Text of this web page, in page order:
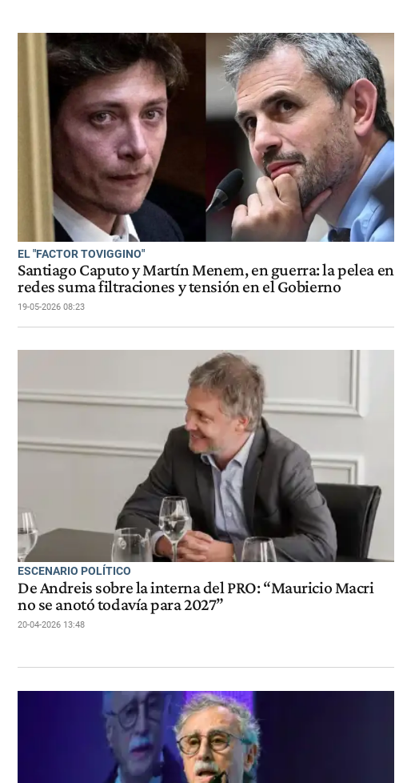
EL "FACTOR TOVIGGINO"
Santiago Caputo y Martín Menem, en guerra: la pelea en
redes suma filtraciones y tensión en el Gobierno
19-05-2026 08:23
ESCENARIO POLÍTICO
De Andreis sobre la interna del PRO: “Mauricio Macri
no se anotó todavía para 2027”
20-04-2026 13:48